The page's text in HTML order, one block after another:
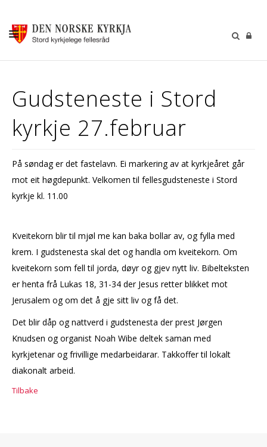
GUDSTENESTER
DÅP VIGSEL GRAVFERD
BARN OG UNGDOM
SOKNERÅDA
INFORMASJON
GI EI GÅVE
Gudsteneste i Stord
kyrkje 27.februar
På søndag er det fastelavn. Ei markering av at kyrkjeåret går
mot eit høgdepunkt. Velkomen til fellesgudsteneste i Stord
kyrkje kl. 11.00
Kveitekorn blir til mjøl me kan baka bollar av, og fylla med
krem. I gudstenesta skal det og handla om kveitekorn. Om
kveitekorn som fell til jorda, døyr og gjev nytt liv. Bibelteksten
er henta frå Lukas 18, 31-34 der Jesus retter blikket mot
Jerusalem og om det å gje sitt liv og få det.
Det blir dåp og nattverd i gudstenesta der prest Jørgen
Knudsen og organist Noah Wibe deltek saman med
kyrkjetenar og frivillige medarbeidarar. Takkoffer til lokalt
diakonalt arbeid.
Tilbake